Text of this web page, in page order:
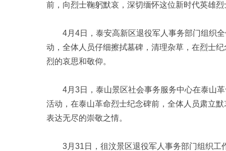
前，向烈士鞠躬默哀，深切缅怀这位新时代英雄烈
4月4日，泰安高新区退役军人事务部门组织全
动，全体人员仔细擦拭墓碑，清理杂草，在烈士
烈的哀思和敬仰。
4月3日，泰山景区社会事务服务中心在泰山革
活动，在泰山革命烈士纪念碑前，全体人员肃立
表达无尽的崇敬之情。
3月31日，徂汶景区退役军人事务部门组织工